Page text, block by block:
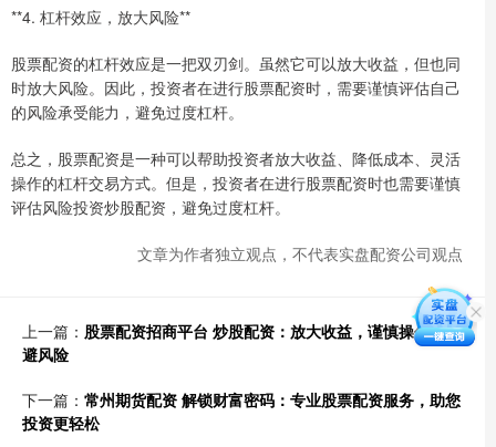
**4. 杠杆效应，放大风险**
股票配资的杠杆效应是一把双刃剑。虽然它可以放大收益，但也同
时放大风险。因此，投资者在进行股票配资时，需要谨慎评估自己
的风险承受能力，避免过度杠杆。
总之，股票配资是一种可以帮助投资者放大收益、降低成本、灵活
操作的杠杆交易方式。但是，投资者在进行股票配资时也需要谨慎
评估风险投资炒股配资，避免过度杠杆。
文章为作者独立观点，不代表实盘配资公司观点
上一篇： 股票配资招商平台 炒股配资：放大收益，谨慎操作，规
避风险
下一篇： 常州期货配资 解锁财富密码：专业股票配资服务，助您
投资更轻松